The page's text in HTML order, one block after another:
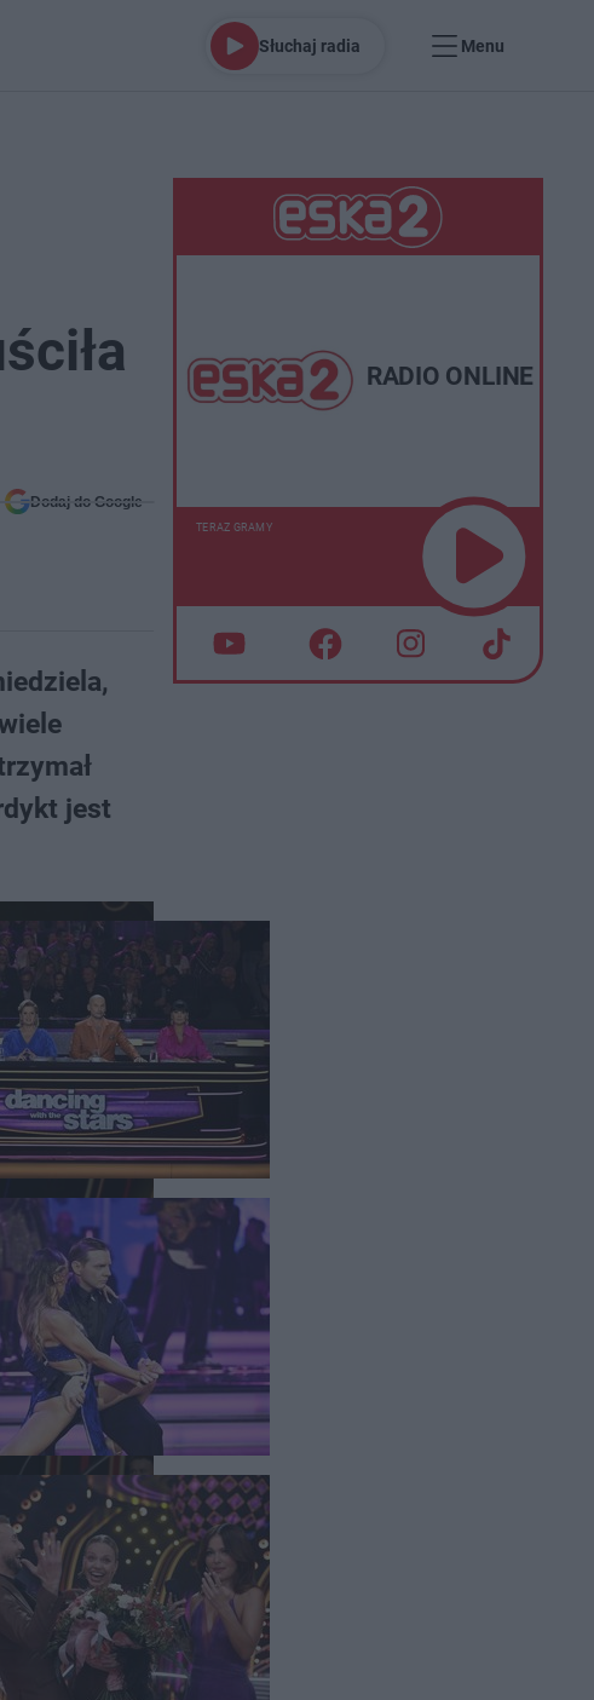
Słuchaj radia Menu
Dodaj do Google
jest
RADIO ONLINE
TERAZ GRAMY